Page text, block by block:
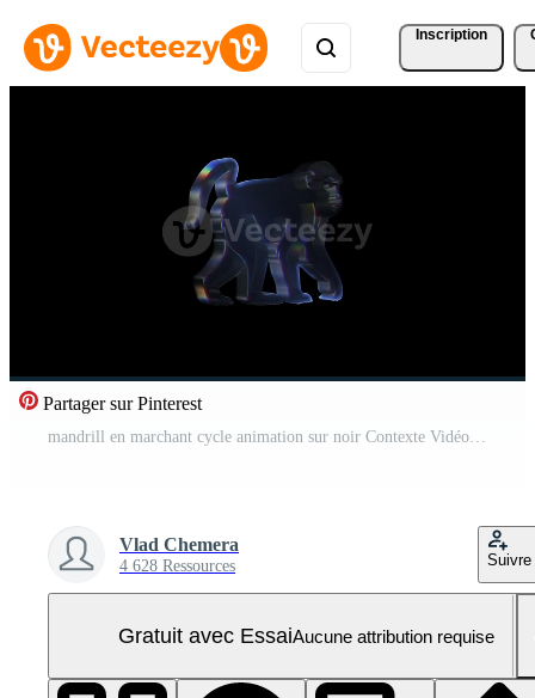
Inscription
Partager sur Pinterest
mandrill en marchant cycle animation sur noir Contexte Vidéo Pro
Vlad Chemera
4 628 Ressources Suivre
Gratuit avec EssaiAucune attribution requise